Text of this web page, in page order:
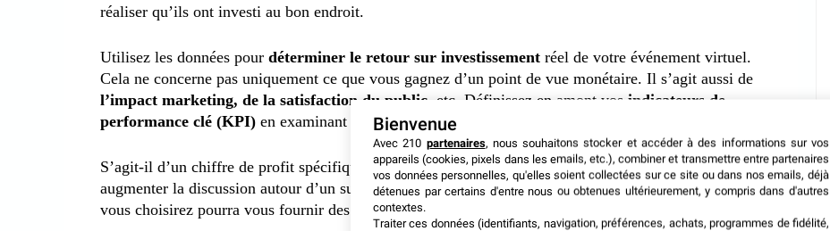
réaliser qu’ils ont investi au bon endroit.
Utilisez les données pour déterminer le retour sur investissement réel de votre événement virtuel.
Cela ne concerne pas uniquement ce que vous gagnez d’un point de vue monétaire. Il s’agit aussi de
l’impact marketing, de la satisfaction du public , etc. Définissez en amont vos indicateurs de
performance clé (KPI) en examinant vos attentes.
S’agit-il d’un chiffre de profit spécifique ? Est-ce un engagement élevé du public ? Voulez-vous
augmenter la discussion autour d’un sujet spécifique ? Plus vous serez précis, plus la plateforme que
vous choisirez pourra vous fournir des informations détaillées.
Bienvenue
Avec 210 partenaires, nous souhaitons stocker et accéder à des informations sur vos
appareils (cookies, pixels dans les emails, etc.), combiner et transmettre entre partenaires
vos données personnelles, qu'elles soient collectées sur ce site ou dans nos emails, déjà
détenues par certains d'entre nous ou obtenues ultérieurement, y compris dans d'autres
contextes.
Traiter ces données (identifiants, navigation, préférences, achats, programmes de fidélité,